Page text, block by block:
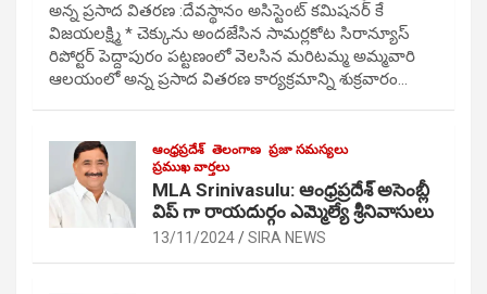
అన్న ప్రసాద వితరణ :దేవస్థానం అసిస్టెంట్ కమిషనర్ కే
విజయలక్ష్మి * చెక్కును అందజేసిన సామర్లకోట సిరాన్యూస్
రిపోర్టర్ పెద్దాపురం పట్టణంలో వెలసిన మరిటమ్మ అమ్మవారి
ఆలయంలో అన్న ప్రసాద వితరణ కార్యక్రమాన్ని శుక్రవారం…
ఆంధ్రప్రదేశ్ తెలంగాణ ప్రజా సమస్యలు
ప్రముఖ వార్తలు
MLA Srinivasulu: ఆంధ్రప్రదేశ్ అసెంబ్లీ
విప్ గా రాయదుర్గం ఎమ్మెల్యే శ్రీనివాసులు
13/11/2024 SIRA NEWS